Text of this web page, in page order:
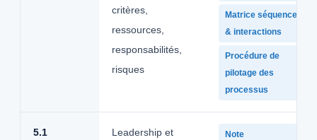
critères,
ressources,
responsabilités,
risques
Matrice séquence
& interactions
Procédure de
pilotage des
processus
5.1
Leadership et
Note